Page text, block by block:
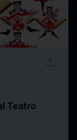
upload
Teatro